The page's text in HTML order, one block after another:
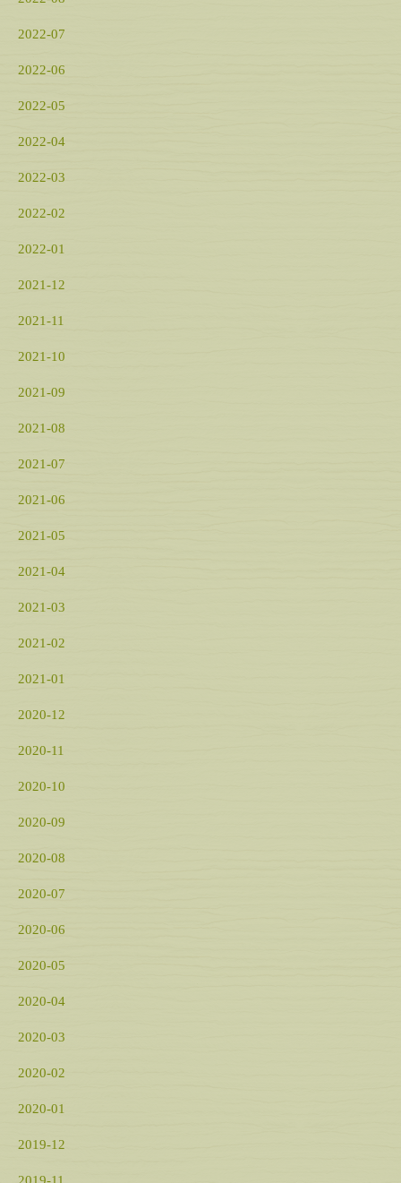
2022-07
2022-06
2022-05
2022-04
2022-03
2022-02
2022-01
2021-12
2021-11
2021-10
2021-09
2021-08
2021-07
2021-06
2021-05
2021-04
2021-03
2021-02
2021-01
2020-12
2020-11
2020-10
2020-09
2020-08
2020-07
2020-06
2020-05
2020-04
2020-03
2020-02
2020-01
2019-12